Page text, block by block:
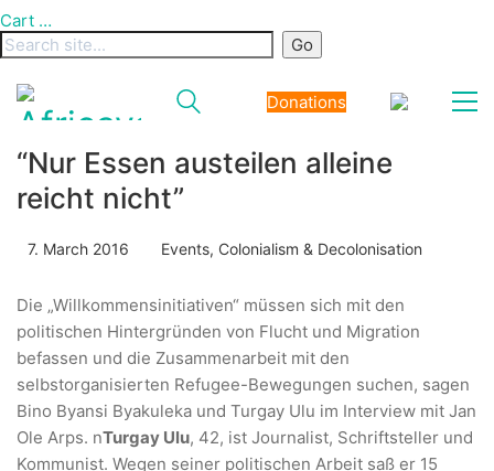
Cart …
Donations
“Nur Essen austeilen alleine
reicht nicht”
7. March 2016 Events, Colonialism & Decolonisation
Die „Willkommensinitiativen“ müssen sich mit den
politischen Hintergründen von Flucht und Migration
befassen und die Zusammenarbeit mit den
selbstorganisierten Refugee-Bewegungen suchen, sagen
Bino Byansi Byakuleka und Turgay Ulu im Interview mit Jan
Ole Arps. nTurgay Ulu, 42, ist Journalist, Schriftsteller und
Kommunist. Wegen seiner politischen Arbeit saß er 15